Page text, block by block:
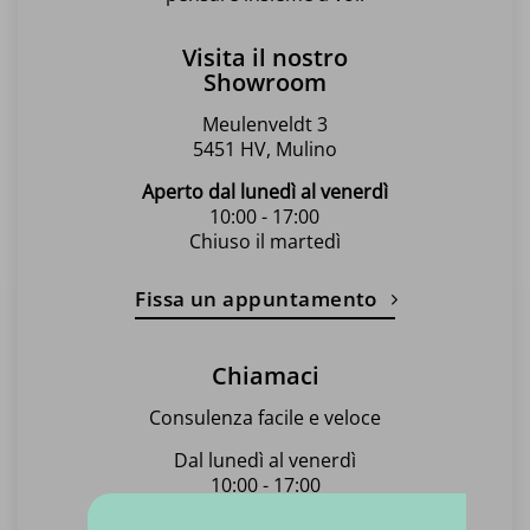
pagina
prodotto
pagina
prodotto
Visita il nostro
Showroom
Meulenveldt 3
5451 HV, Mulino
Aperto dal lunedì al venerdì
10:00 - 17:00
Chiuso il martedì
Fissa un appuntamento
Chiamaci
Consulenza facile e veloce
Dal lunedì al venerdì
10:00 - 17:00